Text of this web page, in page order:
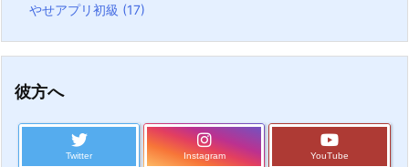
やせアプリ初級 (17)
彼方へ
Twitter Instagram YouTube